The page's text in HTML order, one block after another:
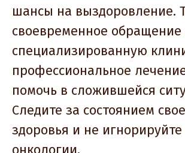
шансы на выздоровление.
своевременное обращение
специализированную
профессиональное
помочь в сложившейся
Следите за состоянием
здоровья и не
онкологии.